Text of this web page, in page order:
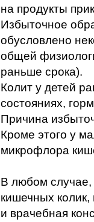
на продукты
Избыточное
обусловлено
общей
раньше срока).
Колит у детей
состояниях,
Причина
Кроме этого у
микрофлора
В любом случае,
кишечных
и врачебная